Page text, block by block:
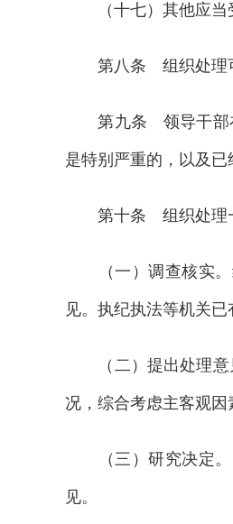
（十七）其他应当
第八条 组织处理可
第九条 领导干部在
是特别严重的，以及
第十条 组织处理一
（一）调查核实。
见。执纪执法等机关已
（二）提出处理意见
况，综合考虑主客观因
（三）研究决定。
见。